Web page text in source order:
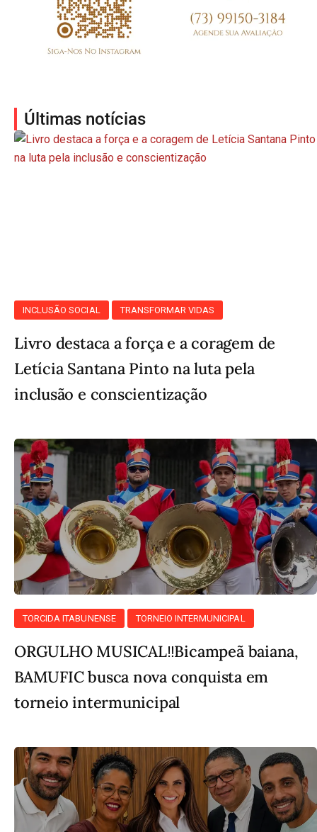
Últimas notícias
INCLUSÃO SOCIAL TRANSFORMAR VIDAS
Livro destaca a força e a coragem de
Letícia Santana Pinto na luta pela
inclusão e conscientização
TORCIDA ITABUNENSE TORNEIO INTERMUNICIPAL
ORGULHO MUSICAL‼️Bicampeã baiana,
BAMUFIC busca nova conquista em
torneio intermunicipal